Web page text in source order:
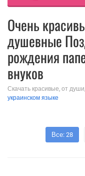
Очень
душевные
рождения
внуков
Скачать красивые, от
украинском языке
Все: 28